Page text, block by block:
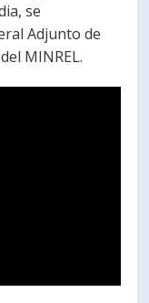
Académicos
Egresados
se
Adjunto de
MINREL.